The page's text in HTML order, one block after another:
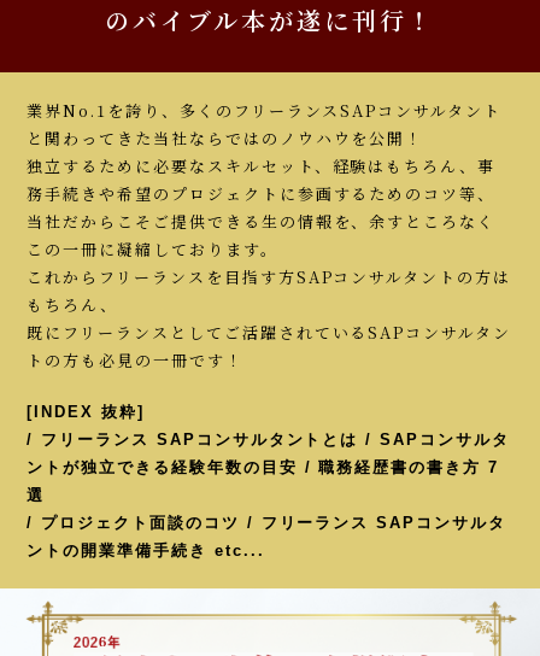
のバイブル本が遂に刊行！
業界No.1を誇り、多くのフリーランスSAPコンサルタント
と関わってきた当社ならではのノウハウを公開！
独立するために必要なスキルセット、経験はもちろん、事
務手続きや希望のプロジェクトに参画するためのコツ等、
当社だからこそご提供できる生の情報を、余すところなく
この一冊に凝縮しております。
これからフリーランスを目指す方SAPコンサルタントの方は
もちろん、
既にフリーランスとしてご活躍されているSAPコンサルタン
トの方も必見の一冊です！
[INDEX 抜粋]
/ フリーランス SAPコンサルタントとは / SAPコンサルタ
ントが独立できる経験年数の目安 / 職務経歴書の書き方 7
選
/ プロジェクト面談のコツ / フリーランス SAPコンサルタ
ントの開業準備手続き etc...